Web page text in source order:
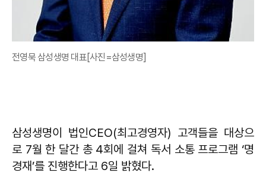
전영묵 삼성생명 대표[사진=삼성생명]
삼성생명이 법인CEO(최고경영자) 고객들을 대상으
로 7월 한 달간 총 4회에 걸쳐 독서 소통 프로그램 ‘명
경재’를 진행한다고 6일 밝혔다.